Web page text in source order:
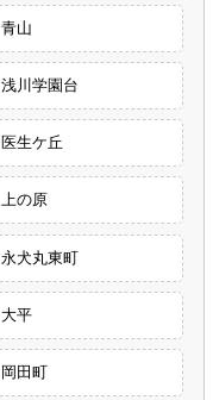
青山
浅川学園台
医生ケ丘
上の原
永犬丸東町
大平
岡田町